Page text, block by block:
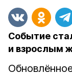
Событие
и взрослым